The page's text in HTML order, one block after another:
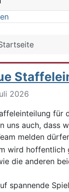
2026
für
uns auch, dass
melden
wird hoffentlich
die anderen
spannende